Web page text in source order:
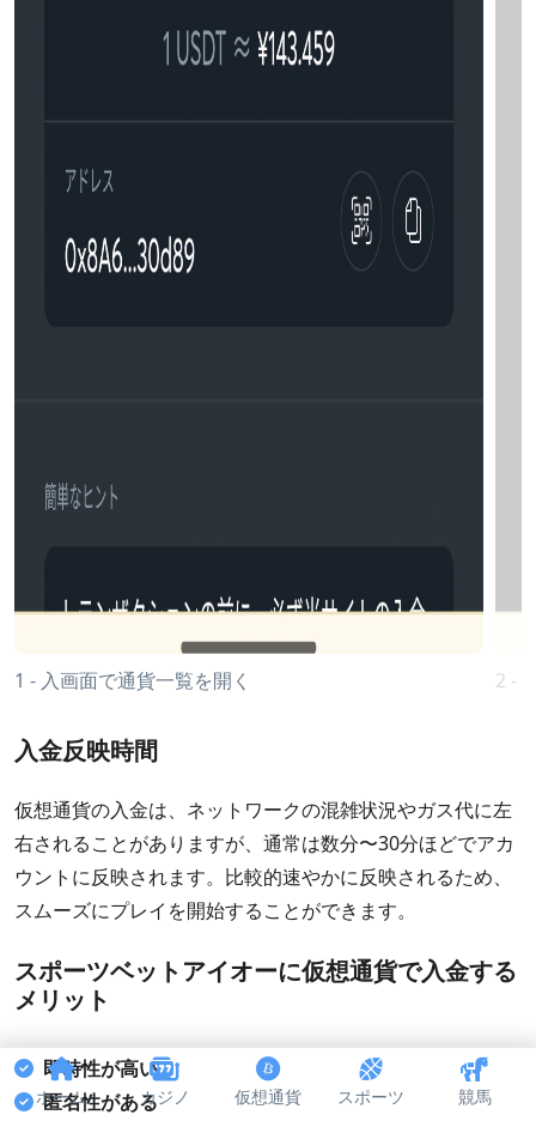
ホーム カジノ 仮想通貨 スポーツ 競馬
1 - 入画面で通貨一覧を開く 2 -
入金反映時間
仮想通貨の入金は、ネットワークの混雑状況やガス代に左
右されることがありますが、通常は数分〜30分ほどでアカ
ウントに反映されます。比較的速やかに反映されるため、
スムーズにプレイを開始することができます。
スポーツベットアイオーに仮想通貨で入金する
メリット
即時性が高い
匿名性がある